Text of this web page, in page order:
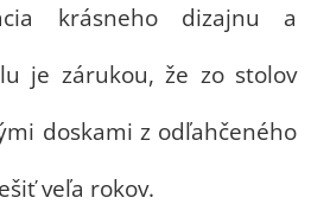
krásneho dizajnu a
je zárukou, že zo stolov
doskami z odľahčeného
veľa rokov.